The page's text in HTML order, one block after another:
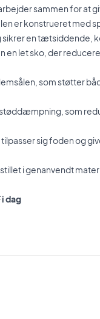
sammen for at
er konstrueret med
sikrer en tætsiddende,
let sko, der
som støtter
som
sig foden og
i genanvendt
dag